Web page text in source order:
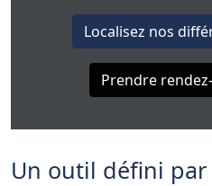
Localisez nos
Prendre
Un outil défini